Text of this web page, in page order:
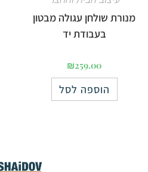
מנורת שולחן עגולה מבטון
בעבודת יד
₪259.00
הוספה לסל